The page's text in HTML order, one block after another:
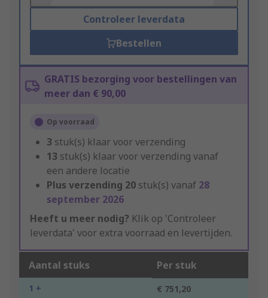
Controleer leverdata
Bestellen
GRATIS bezorging voor bestellingen van
meer dan € 90,00
Op voorraad
3 stuk(s) klaar voor verzending
13 stuk(s) klaar voor verzending vanaf
een andere locatie
Plus verzending 20 stuk(s) vanaf 28
september 2026
Heeft u meer nodig? Klik op 'Controleer
leverdata' voor extra voorraad en levertijden.
Aantal stuks Per stuk
1 + € 751,20